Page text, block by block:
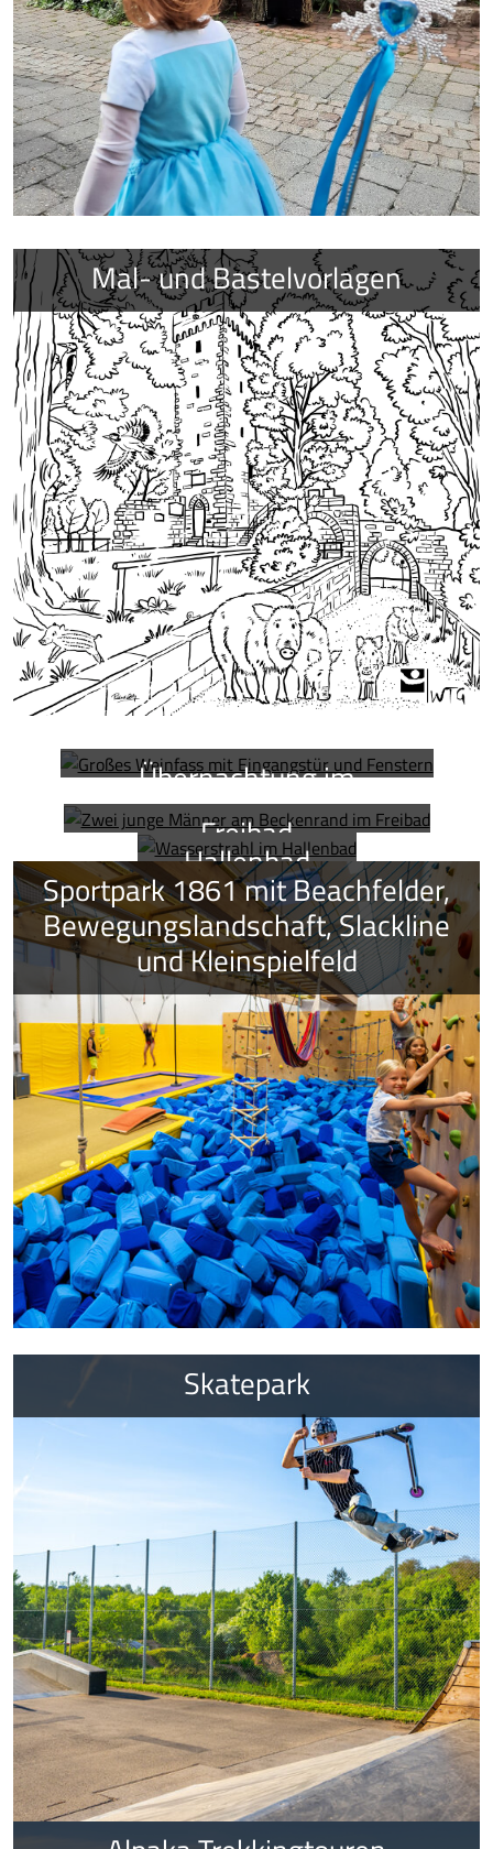
Mal- und Bastelvorlagen
Übernachtung im
Schlaffass
Freibad
Hallenbad
Sportpark 1861 mit Beachfelder,
Bewegungslandschaft, Slackline
und Kleinspielfeld
Skatepark